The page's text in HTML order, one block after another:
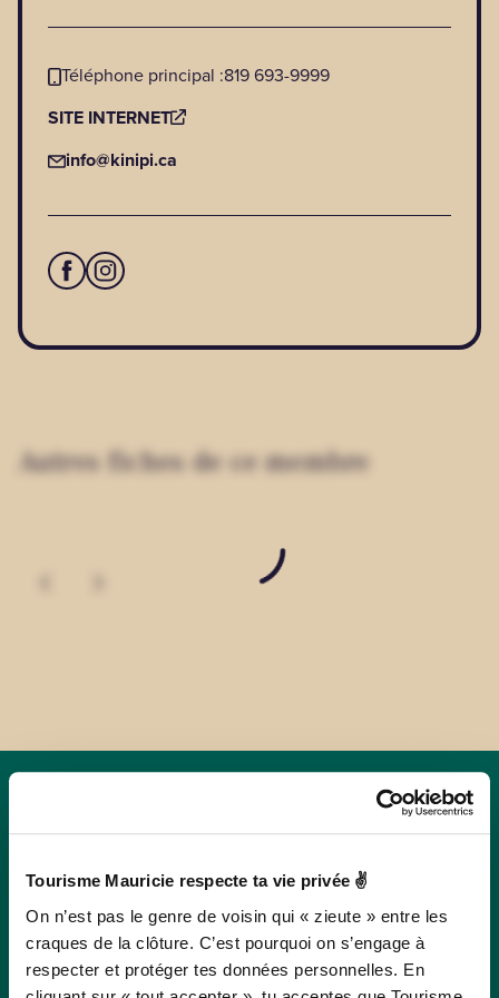
Tourisme Mauricie respecte ta vie privée ✌
On n’est pas le genre de voisin qui « zieute » entre les
craques de la clôture. C’est pourquoi on s’engage à
respecter et protéger tes données personnelles. En
Téléphone principal :819 693-9999
SITE INTERNET
info@kinipi.ca
Autres fiches de ce membre
Autres attraits à
proximité
En quête d’une activité, d’un restaurant ou d’un